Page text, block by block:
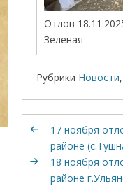
Отлов
Зеленая
Рубрики Новости
17 ноября
районе
18 ноября
районе